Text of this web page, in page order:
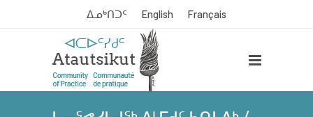
ᐃᓄᒃᑎᑐᑦ English Français